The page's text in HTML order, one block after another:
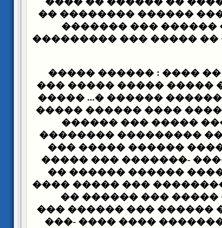
����� ��������
����� ��� ������
������� ���� �� �����
������ ��� �� ���� :
�������� ��� �����
����� ����� ������
�� ���� ���� ���� ����
����� ����� �����
��������� ���
������� ������
������ ������� -
������� ������
���� ������ ��������
��� ����� ����� ���
������ ����� ������
������ �� ��������